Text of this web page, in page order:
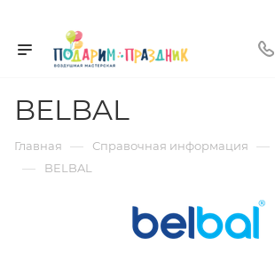
BELBAL
Главная — Справочная информация —
— BELBAL